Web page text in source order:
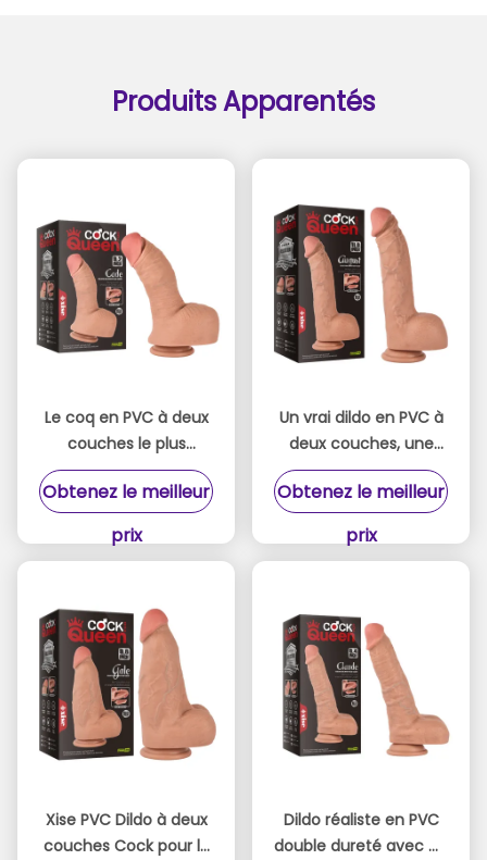
Produits Apparentés
Le coq en PVC à deux
couches le plus
réaliste Dildo pour la
reine Diamètre 6,2 cm
Épaisseur Realiste
Dildo
Obtenez le meilleur
prix
Un vrai dildo en PVC à
deux couches, une
grosse bite pour les
femmes, des jouets
sexuels.
Obtenez le meilleur
prix
Xise PVC Dildo à deux
couches Cock pour la
Dildo réaliste en PVC
double dureté avec CE